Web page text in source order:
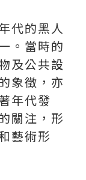
代的黑人
。當時的
及公共設
象徵，亦
年代發
關注，形
藝術形